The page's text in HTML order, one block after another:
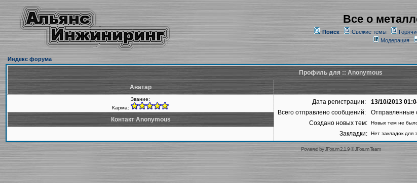
Все о
Поиск Свежие темы
Модерация
Индекс форума
Профиль для :: Anonymous
Аватар
Звание:
Карма:
Дата регистрации:
13/10/2013
Всего отправлено сообщений:
Отправленные
Создано новых тем:
Новых тем не
Закладки: Нет закладок для
Контакт Anonymous
Powered byJForum 2.1.9©JForum Team